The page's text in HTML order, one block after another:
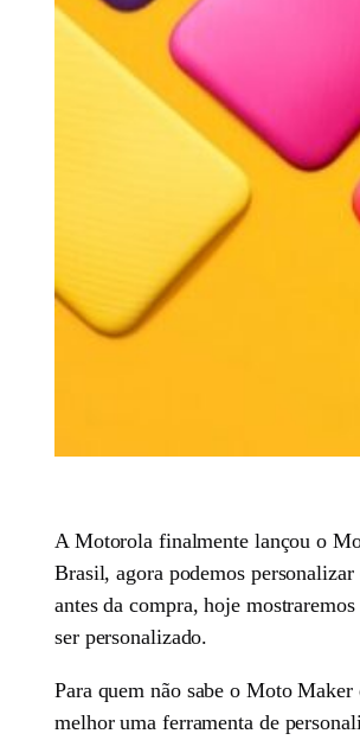
A Motorola finalmente lançou o
Brasil, agora podemos personalizar
antes da compra, hoje
ser personalizado.
Para quem não sabe o Moto Maker
melhor uma ferramenta de